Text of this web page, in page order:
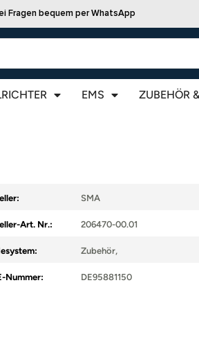
Fragen bequem per WhatsApp
EMS ZUBEHÖR
SMA
Art. Nr.: 206470-00.01
Zubehör,
Nummer: DE95881150